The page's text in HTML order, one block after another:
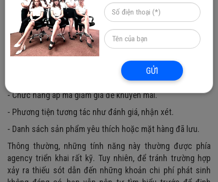
- Tạo tài khoản cho người dùng.
- Giỏ hàng và danh sách hiển thị các sản phẩm.
- Bộ lọc để tinh chỉnh tìm kiếm sản phẩm.
- Chức năng thu phóng cho hình ảnh sản phẩm chi tiết.
- Chức năng áp mã giảm giá để khuyến mãi.
- Phương tiện tương tác như đánh giá, nhận xét.
- Danh sách sản phẩm yêu thích hoặc mặt hàng đã lưu.
Thông thường, những tính năng này thường được phía
agency triển khai rất kỹ. Tuy nhiên, để tránh trường hợp
xảy ra thiếu sót dẫn đến những khoản chi phí phát sinh
GỬI